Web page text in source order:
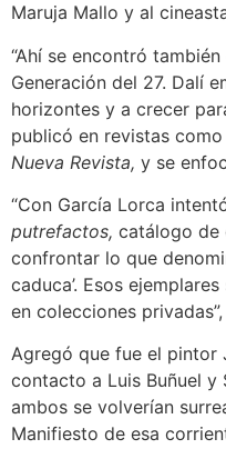
Maruja Mallo y al
“Ahí se encontró
Generación del 27. Dalí
horizontes y a crecer
publicó en revistas como
Nueva Revista, y se
“Con García Lorca
putrefactos, catálogo de
confrontar lo que
caduca’. Esos
en colecciones
Agregó que fue el pintor
contacto a Luis Buñuel y
ambos se volverían
Manifiesto de esa